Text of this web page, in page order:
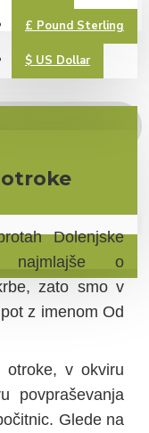
£ Pound Sterling
$ US Dollar
Dolenjske
najmlajše o
zato smo v
z imenom Od
otroke, v okviru
povpraševanja
Glede na